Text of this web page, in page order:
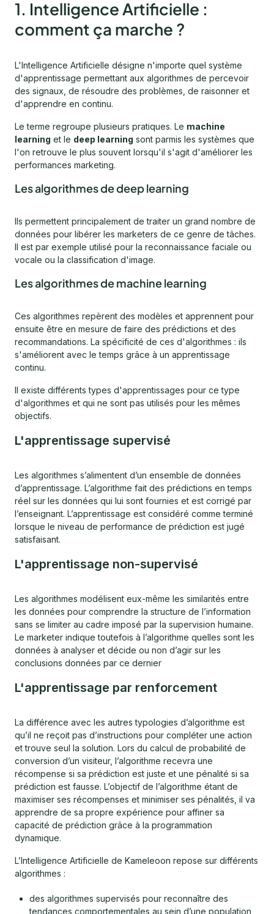
1. Intelligence Artificielle :
comment ça marche ?
L'Intelligence Artificielle désigne n'importe quel système
d'apprentissage permettant aux algorithmes de percevoir
des signaux, de résoudre des problèmes, de raisonner et
d'apprendre en continu.
Le terme regroupe plusieurs pratiques. Le machine
learning et le deep learning sont parmis les systèmes que
l'on retrouve le plus souvent lorsqu'il s'agit d'améliorer les
performances marketing.
Les algorithmes de deep learning
Ils permettent principalement de traiter un grand nombre de
données pour libérer les marketers de ce genre de tâches.
Il est par exemple utilisé pour la reconnaissance faciale ou
vocale ou la classification d'image.
Les algorithmes de machine learning
Ces algorithmes repèrent des modèles et apprennent pour
ensuite être en mesure de faire des prédictions et des
recommandations. La spécificité de ces d'algorithmes : ils
s'améliorent avec le temps grâce à un apprentissage
continu.
Il existe différents types d'apprentissages pour ce type
d'algorithmes et qui ne sont pas utilisés pour les mêmes
objectifs.
L'apprentissage supervisé
Les algorithmes s’alimentent d’un ensemble de données
d’apprentissage. L’algorithme fait des prédictions en temps
réel sur les données qui lui sont fournies et est corrigé par
l’enseignant. L’apprentissage est considéré comme terminé
lorsque le niveau de performance de prédiction est jugé
satisfaisant.
L'apprentissage non-supervisé
Les algorithmes modélisent eux-même les similarités entre
les données pour comprendre la structure de l’information
sans se limiter au cadre imposé par la supervision humaine.
Le marketer indique toutefois à l’algorithme quelles sont les
données à analyser et décide ou non d’agir sur les
conclusions données par ce dernier
L'apprentissage par renforcement
La différence avec les autres typologies d’algorithme est
qu’il ne reçoit pas d’instructions pour compléter une action
et trouve seul la solution. Lors du calcul de probabilité de
conversion d’un visiteur, l’algorithme recevra une
récompense si sa prédiction est juste et une pénalité si sa
prédiction est fausse. L’objectif de l’algorithme étant de
maximiser ses récompenses et minimiser ses pénalités, il va
apprendre de sa propre expérience pour affiner sa
capacité de prédiction grâce à la programmation
dynamique.
L’Intelligence Artificielle de Kameleoon repose sur différents
algorithmes :
des algorithmes supervisés pour reconnaître des
tendances comportementales au sein d’une population